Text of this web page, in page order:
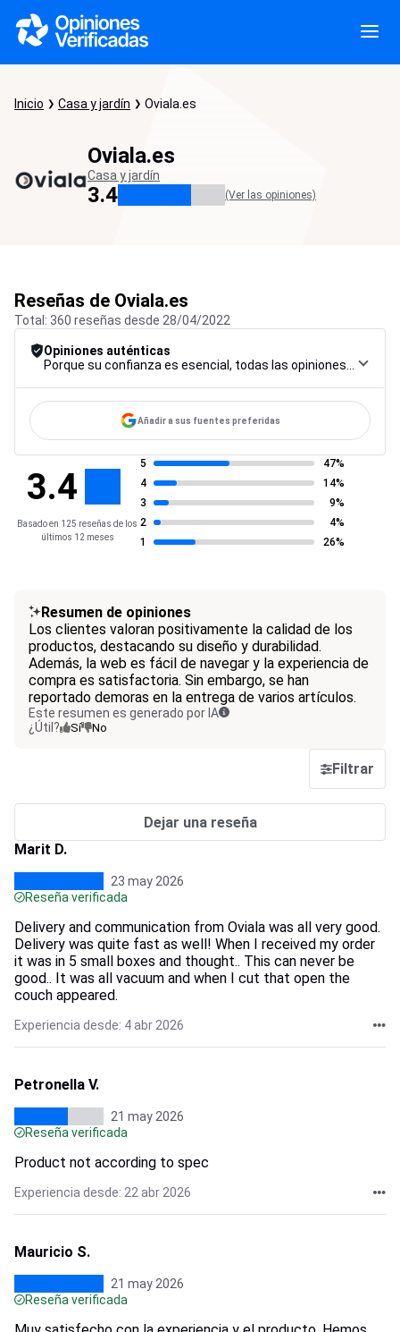
Inicio Casa y jardín Oviala.es
Oviala.es
Casa y jardín
3.4 (Ver las opiniones)
Reseñas de Oviala.es
Total: 360 reseñas desde 28/04/2022
Opiniones auténticas
Añadir a sus fuentes preferidas
3.4
Basado en 125 reseñas de los
últimos 12 meses
5
47%
4
14%
3
9%
2
4%
1
26%
Resumen de opiniones
Los clientes valoran positivamente la calidad de los
productos, destacando su diseño y durabilidad.
Además, la web es fácil de navegar y la experiencia de
compra es satisfactoria. Sin embargo, se han
reportado demoras en la entrega de varios artículos.
Este resumen es generado por IA
¿Útil?
Sí No
Filtrar
Dejar una reseña
Marit D.
23 may 2026
Reseña verificada
Delivery and communication from Oviala was all very good.
Delivery was quite fast as well! When I received my order
it was in 5 small boxes and thought.. This can never be
good.. It was all vacuum and when I cut that open the
couch appeared.
Experiencia desde: 4 abr 2026
Petronella V.
21 may 2026
Reseña verificada
Product not according to spec
Experiencia desde: 22 abr 2026
Mauricio S.
21 may 2026
Reseña verificada